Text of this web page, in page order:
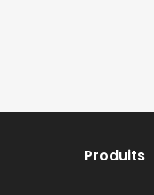
Produits